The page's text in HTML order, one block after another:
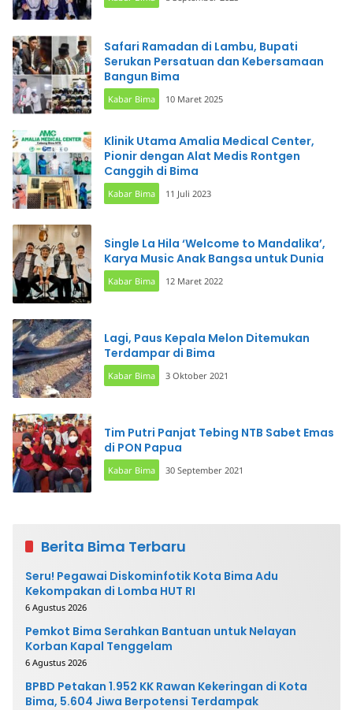
Safari Ramadan di Lambu, Bupati
Serukan Persatuan dan Kebersamaan
Bangun Bima
Kabar Bima 10 Maret 2025
Klinik Utama Amalia Medical Center,
Pionir dengan Alat Medis Rontgen
Canggih di Bima
Kabar Bima 11 Juli 2023
Single La Hila ‘Welcome to Mandalika’,
Karya Music Anak Bangsa untuk Dunia
Kabar Bima 12 Maret 2022
Lagi, Paus Kepala Melon Ditemukan
Terdampar di Bima
Kabar Bima 3 Oktober 2021
Tim Putri Panjat Tebing NTB Sabet Emas
di PON Papua
Kabar Bima 30 September 2021
Berita Bima Terbaru
Seru! Pegawai Diskominfotik Kota Bima Adu
Kekompakan di Lomba HUT RI
6 Agustus 2026
Pemkot Bima Serahkan Bantuan untuk Nelayan
Korban Kapal Tenggelam
6 Agustus 2026
BPBD Petakan 1.952 KK Rawan Kekeringan di Kota
Bima, 5.604 Jiwa Berpotensi Terdampak